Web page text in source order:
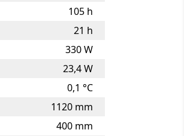
105 h
21 h
330 W
23,4 W
0,1 °C
1120 mm
400 mm